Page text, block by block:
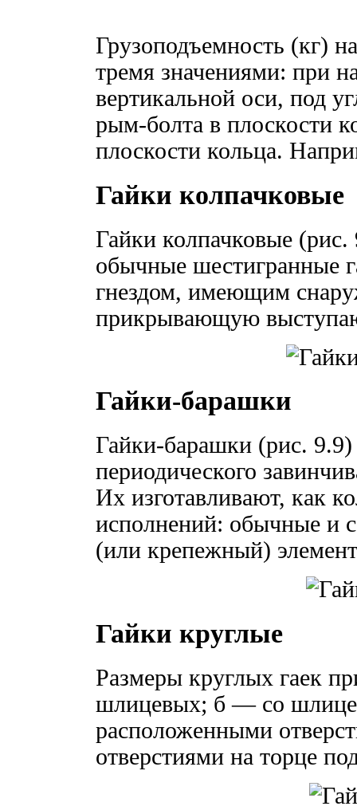
Грузоподъемность (кг)
тремя значениями: при
вертикальной оси, под
рым-болта в плоскости
плоскости кольца.
Гайки колпачковые
Гайки колпачковые (рис.
обычные шестигранные
гнездом, имеющим
прикрывающую
Гайки-барашки
Гайки-барашки (рис. 9.9)
периодического
Их изготавливают, как
исполнений: обычные и
(или крепежный)
Гайки круглые
Размеры круглых гаек
шлицевых; б — со
расположенными
отверстиями на торце